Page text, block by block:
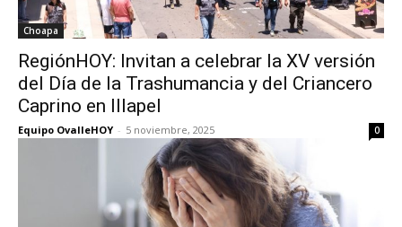
Choapa
RegiónHOY: Invitan a celebrar la XV versión
del Día de la Trashumancia y del Criancero
Caprino en Illapel
Equipo OvalleHOY - 5 noviembre, 2025 0